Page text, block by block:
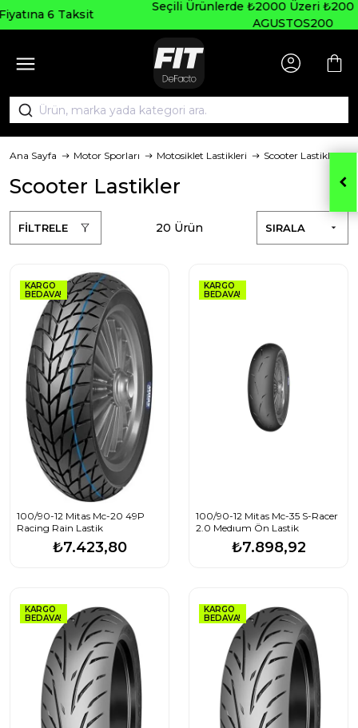
Seçili Ürünlerde ₺2000 Üzeri ₺200 İndirim Kodu:
Ana Sayfa Motor Sporları Motosiklet Lastikleri Scooter Lastikler
Scooter Lastikler
FİLTRELE SIRALA
20 Ürün
KARGO
BEDAVA!
100/90-12 Mitas Mc-20 49P
Racing Rain Lastik
₺7.423,80
KARGO
BEDAVA!
100/90-12 Mitas Mc-35 S-Racer
2.0 Medıum Ön Lastik
₺7.898,92
KARGO
BEDAVA!
KARGO
BEDAVA!